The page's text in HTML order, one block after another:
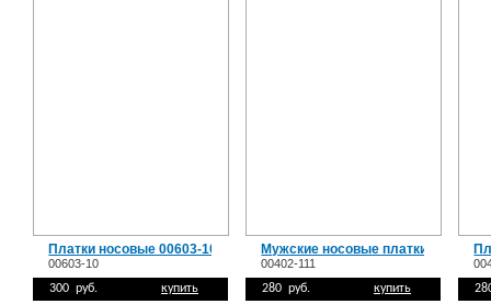
Платки носовые 00603-10
00603-10
300 руб.
купить
Мужские носовые платки 00402-
00402-111
280 руб.
купить